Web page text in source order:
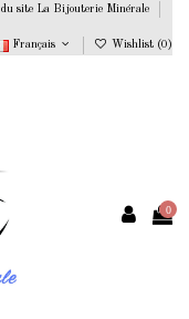
du site La Bijouterie Minérale
Français
Wishlist (0 )
0